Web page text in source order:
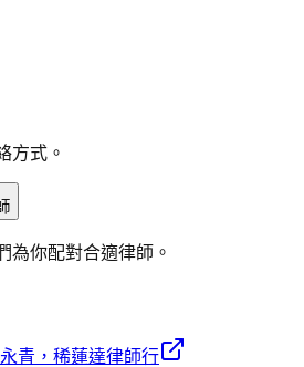
方式。
為你配對合適律師。
永青，稀蓮達律師行